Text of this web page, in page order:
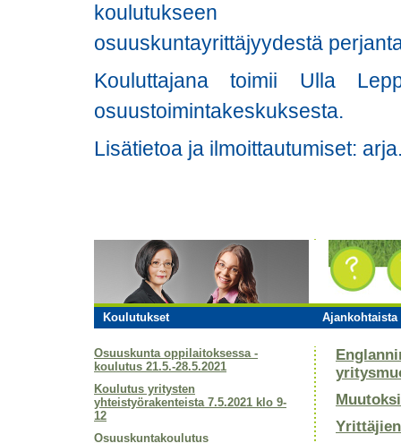
koulutukseen
osuuskuntayrittäjyydestä
Kouluttajana toimii Ulla
osuustoimintakeskuksesta.
Lisätietoa ja ilmoittautumiset:
Koulutukset Ajankohtaista
Osuuskunta oppilaitoksessa -
koulutus 21.5.-28.5.2021
Koulutus yritysten
yhteistyörakenteista 7.5.2021 klo 9-
12
Osuuskuntakoulutus